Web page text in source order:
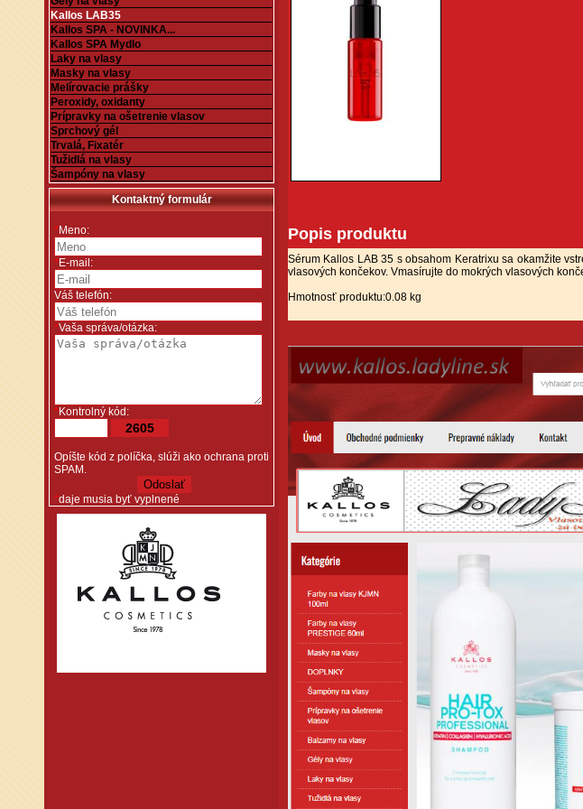
Kallos LAB35
Kallos SPA - NOVINKA...
Kallos SPA Mydlo
Laky na vlasy
Masky na vlasy
Melírovacie prášky
Peroxidy, oxidanty
Prípravky na ošetrenie vlasov
Sprchový gél
Trvalá, Fixatér
Tužidlá na vlasy
Šampóny na vlasy
Kontaktný formulár
*Meno:
*E-mail:
Váš telefón:
*Vaša správa/otázka:
*Kontrolný kód:
2605
Opíšte kód z políčka, slúži ako ochrana proti
SPAM.
*daje musia byť vyplnené
Popis produktu
Sérum Kallos LAB 35 s obsahom Keratrixu sa okamžite
vlasových končekov. Vmasírujte do mokrých vlasových
Hmotnosť produktu:0.08 kg